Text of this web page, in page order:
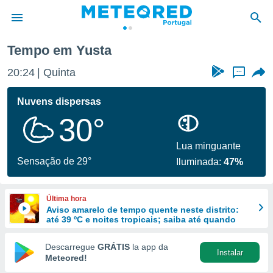
da
foi
fornecidas
a este
das
e
forma
digital
Tempo em Yusta
20:24 Quinta ...
Nuvens dispersas
30°
Sensação de 29°
Lua minguante
Iluminada:47%
Última hora
Aviso amarelo de tempo quente neste distrito:
até 39 ºC e noites tropicais; saiba até quando
Descarregue GRÁTIS la app da
Meteored!
Instalar